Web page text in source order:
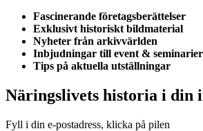
Fascinerande företagsberättelser
Exklusivt historiskt bildmaterial
Nyheter från arkivvärlden
Inbjudningar till event & seminarier
Tips på aktuella utställningar
Näringslivets historia i din
Fyll i din e-postadress, klicka på pilen